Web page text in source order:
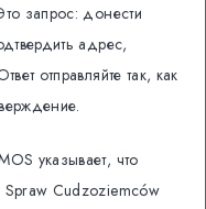
запрос: донести
адрес,
отправляйте так, как
указывает, что
Spraw Cudzoziemców